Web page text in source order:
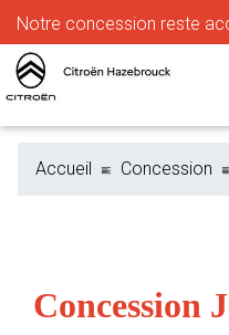
Notre concession reste
Accueil Concession
Concession